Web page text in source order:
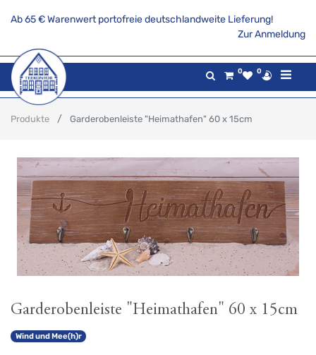
Ab 65 € Warenwert portofreie deutschlandweite Lieferung!
Zur Anmeldung
0 0
Produkte Garderobenleiste "Heimathafen" 60 x 15cm
Garderobenleiste "Heimathafen" 60 x 15cm
Wind und Mee(h)r